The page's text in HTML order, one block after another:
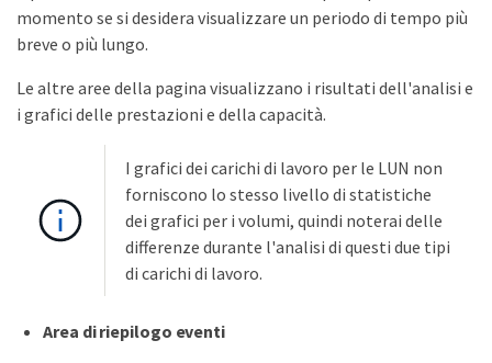
momento se si desidera visualizzare un periodo di tempo più
breve o più lungo.
Le altre aree della pagina visualizzano i risultati dell'analisi e
i grafici delle prestazioni e della capacità.
I grafici dei carichi di lavoro per le LUN non
forniscono lo stesso livello di statistiche
dei grafici per i volumi, quindi noterai delle
differenze durante l'analisi di questi due tipi
di carichi di lavoro.
Area di riepilogo eventi